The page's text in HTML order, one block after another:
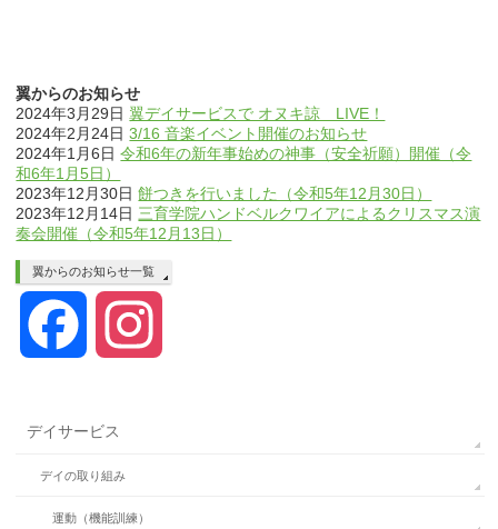
翼からのお知らせ
2024年3月29日 翼デイサービスで オヌキ諒 LIVE！
2024年2月24日 3/16 音楽イベント開催のお知らせ
2024年1月6日 令和6年の新年事始めの神事（安全祈願）開催（令
和6年1月5日）
2023年12月30日 餅つきを行いました（令和5年12月30日）
2023年12月14日 三育学院ハンドベルクワイアによるクリスマス演
奏会開催（令和5年12月13日）
翼からのお知らせ一覧
Facebook
デイサービス
デイの取り組み
運動（機能訓練）